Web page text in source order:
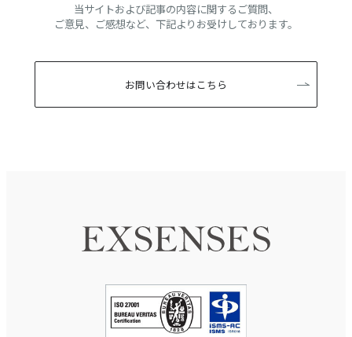
当サイトおよび記事の内容に関するご質問、
ご意見、ご感想など、下記よりお受けしております。
お問い合わせはこちら